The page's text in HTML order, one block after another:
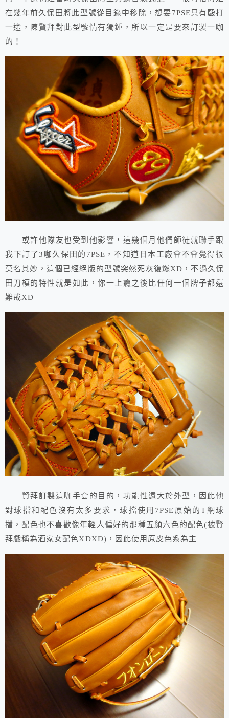
在幾年前久保田將此型號從目錄中移除，想要7PSE只有毆打
一途，陳賢拜對此型號情有獨鍾，所以一定是要來訂製一咖
的！
或許他隊友也受到他影響，這幾個月他們師徒就聯手跟
我下訂了3咖久保田的7PSE，不知道日本工廠會不會覺得很
莫名其妙，這個已經絕版的型號突然死灰復燃XD，不過久保
田刀模的特性就是如此，你一上癮之後比任何一個牌子都還
難戒XD
賢拜訂製這咖手套的目的，功能性遠大於外型，因此他
對球擋和配色沒有太多要求，球擋使用7PSE原始的T網球
擋，配色也不喜歡像年輕人偏好的那種五顏六色的配色(被賢
拜戲稱為酒家女配色XDXD)，因此使用原皮色系為主